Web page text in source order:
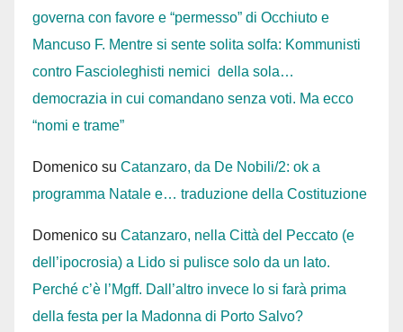
governa con favore e “permesso” di Occhiuto e
Mancuso F. Mentre si sente solita solfa: Kommunisti
contro Fascioleghisti nemici della sola…
democrazia in cui comandano senza voti. Ma ecco
“nomi e trame”
Domenico su Catanzaro, da De Nobili/2: ok a
programma Natale e… traduzione della Costituzione
Domenico su Catanzaro, nella Città del Peccato (e
dell’ipocrosia) a Lido si pulisce solo da un lato.
Perché c’è l’Mgff. Dall’altro invece lo si farà prima
della festa per la Madonna di Porto Salvo?